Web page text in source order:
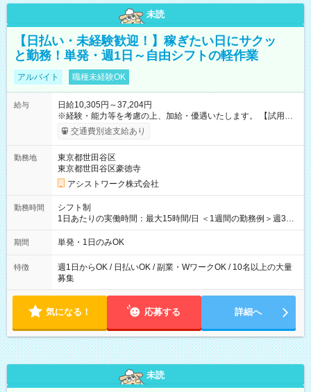
未読
【日払い・未経験歓迎！】稼ぎたい日にサクッ
と勤務！単発・週1日～自由シフトの軽作業
アルバイト 職種未経験OK
給与
日給10,305円～37,204円
※経験・能力等を考慮の上、加給・優遇いたします。 【試用期
間】試用期間なし
交通費別途支給あり
勤務地
東京都世田谷区
東京都世田谷区豪徳寺
アシストワーク株式会社
勤務時間
シフト制
1日あたりの実働時間：最大15時間/日 ＜1週間の勤務例＞週3回
勤務 勤務：月・水・金 休み：火・木・土・日 好きな時にお仕事
可能です！ ※1日あたりの最大実働時間は日勤、夜勤共に勤務し
期間 単発・1日のみOK
特徴
週1日からOK / 日払いOK / 副業・WワークOK / 10名以上の大量
募集
気になる！ 応募する 詳細へ
未読